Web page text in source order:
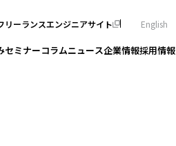
リーランスエンジニアサイト English
セミナーコラムニュース企業情報採用情報